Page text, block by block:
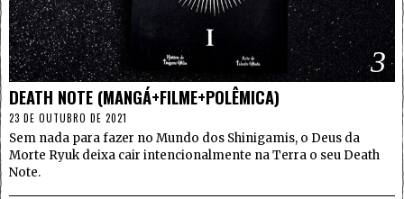
3
DEATH NOTE (MANGÁ+FILME+POLÊMICA)
23 DE OUTUBRO DE 2021
Sem nada para fazer no Mundo dos Shinigamis, o Deus da
Morte Ryuk deixa cair intencionalmente na Terra o seu Death
Note.